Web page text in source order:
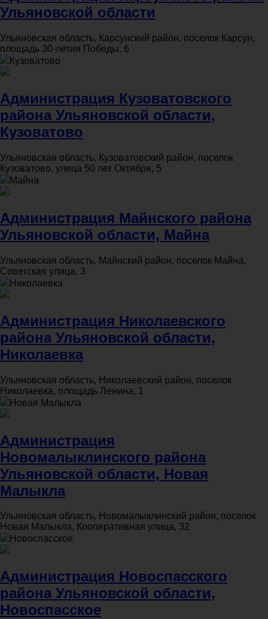
Ульяновской области
Ульяновская область, Карсунский район, поселок Карсун,
площадь 30-летия Победы, 6
Кузоватово
Администрация Кузоватовского
района Ульяновской области,
Кузоватово
Ульяновская область, Кузоватовский район, поселок
Кузоватово, улица 50 лет Октября, 5
Майна
Администрация Майнского района
Ульяновской области, Майна
Ульяновская область, Майнский район, поселок Майна,
Советская улица, 3
Николаевка
Администрация Николаевского
района Ульяновской области,
Николаевка
Ульяновская область, Николаевский район, поселок
Николаевка, площадь Ленина, 1
Новая Малыкла
Администрация
Новомалыклинского района
Ульяновской области, Новая
Малыкла
Ульяновская область, Новомалыклинский район, поселок
Новая Малыкла, Кооперативная улица, 32
Новоспасское
Администрация Новоспасского
района Ульяновской области,
Новоспасское